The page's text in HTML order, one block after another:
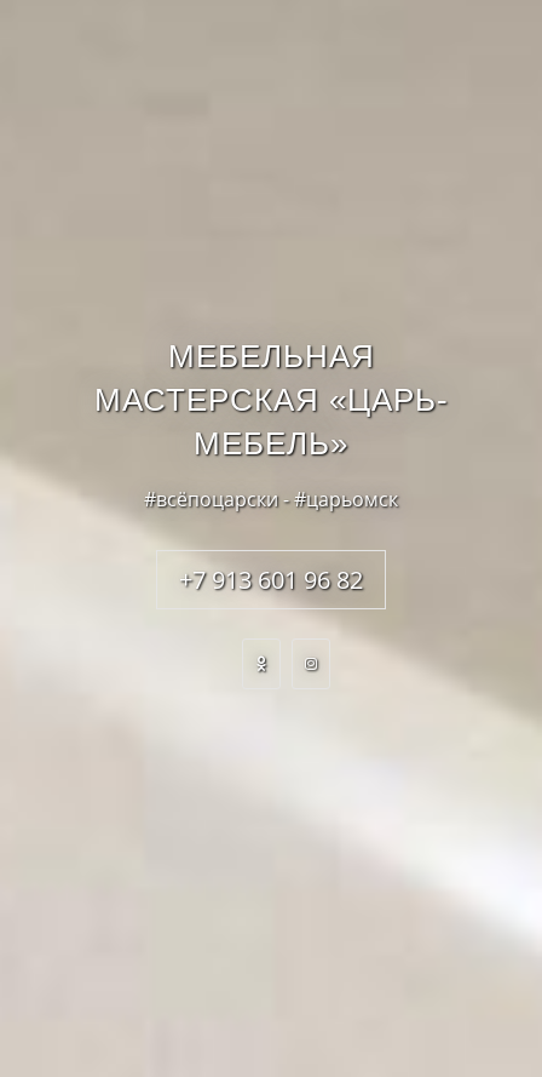
МЕБЕЛЬНАЯ
МАСТЕРСКАЯ «ЦАРЬ-
МЕБЕЛЬ»
#всёпоцарски - #царьомск
+7 913 601 96 82